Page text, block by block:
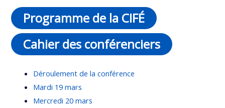
Programme de la CIFÉ
Cahier des conférenciers
Déroulement de la conférence
Mardi 19 mars
Mercredi 20 mars